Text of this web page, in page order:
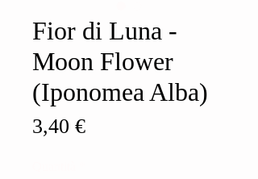
Fior di Luna -
Moon Flower
(Iponomea Alba)
3,40 €Prezzo